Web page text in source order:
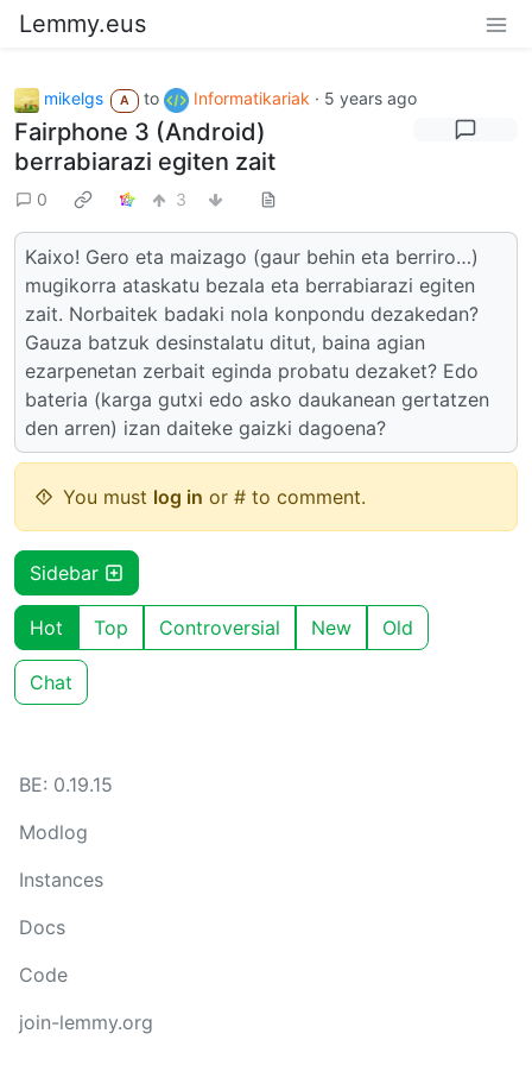
Lemmy.eus
mikelgs A to Informatikariak · 5 years ago
Fairphone 3 (Android)
berrabiarazi egiten zait
0 3
Kaixo! Gero eta maizago (gaur behin eta berriro…)
mugikorra ataskatu bezala eta berrabiarazi egiten
zait. Norbaitek badaki nola konpondu dezakedan?
Gauza batzuk desinstalatu ditut, baina agian
ezarpenetan zerbait eginda probatu dezaket? Edo
bateria (karga gutxi edo asko daukanean gertatzen
den arren) izan daiteke gaizki dagoena?
You must log in or # to comment.
Sidebar
Hot Top Controversial New Old
Chat
BE: 0.19.15
Modlog
Instances
Docs
Code
join-lemmy.org